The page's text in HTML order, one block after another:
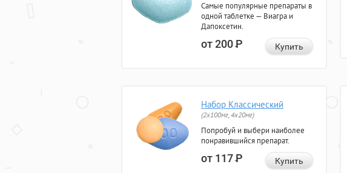
Самые популярные препараты в
одной таблетке — Виагра и
Дапоксетин.
от 200Р Купить
Набор Классический
(2x100мг, 4x20мг)
Попробуй и выбери наиболее
понравившийся препарат.
от 117Р Купить